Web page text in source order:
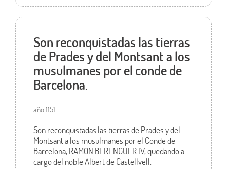
Son reconquistadas las tierras
de Prades y del Montsant a los
musulmanes por el conde de
Barcelona.
año 1151
Son reconquistadas las tierras de Prades y del
Montsant a los musulmanes por el Conde de
Barcelona, RAMON BERENGUER IV, quedando a
cargo del noble Albert de Castellvell.